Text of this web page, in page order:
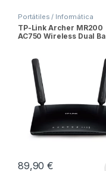
Portátiles / Informática
TP-Link Archer MR200
AC750 Wireless Dual
89,90€